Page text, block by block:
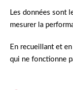
Les données sont
mesurer la
En recueillant et
qui ne fonctionne